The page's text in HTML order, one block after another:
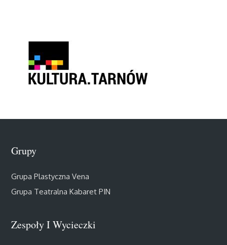
Grupy
Grupa Plastyczna Vena
Grupa Teatralna Kabaret PIN
Zespoły I Wycieczki